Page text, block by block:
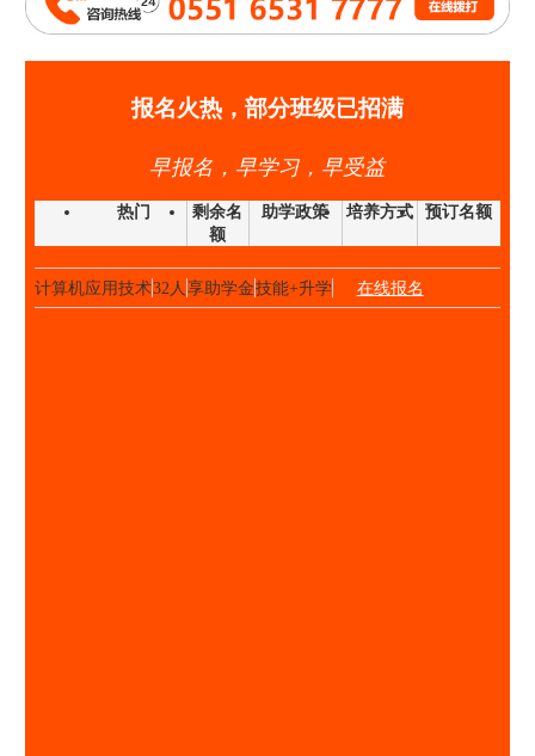
报名火热，部分班级已招满
早报名，早学习，早受益
热门
剩余名
额
助学政策 培养方式 预订名额
高端私厨班22人享助学金技能+就业 在线报名
32人享助学金 技能+升学 在线报名
时尚西点班23人 享助学金技能+升学 在线报名
金典总厨班20人享助学金技能+升学 在线报名
计算机应用技术32人 享助学金技能+升学 在线报名